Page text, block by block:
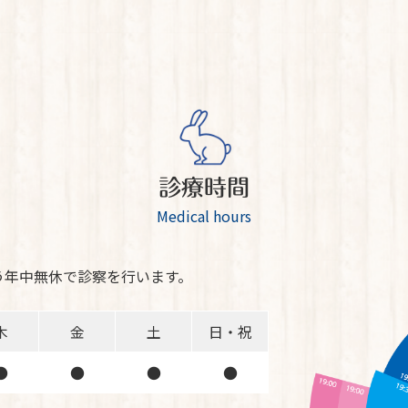
診療時間
Medical hours
中無休で診察を行います。
金 土
日・祝
● ● ●